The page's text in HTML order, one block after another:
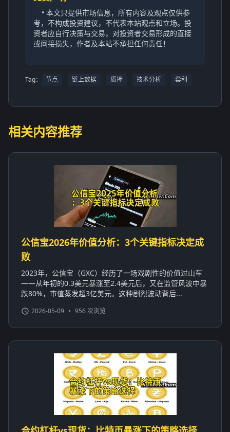
• 本文只提供市场信息，所有内容及观点仅供参
考，不构成投资建议，不代表本站观点和立场。投
资者应自行决策与交易，对投资者交易形成的直接
或间接损失，作者及本站不承担任何责任！
Tag： 节点 链上数据 质押 技术分析 套利
相关内容推荐
公信宝2026年价值分析：3个关键指标决定成
败
2023年，公信宝（GXC）经历了一场戏剧性的价值过山车
——从年初的0.3美元暴涨至2.4美元后，又在监管风波中暴
跌80%，市值蒸发超3亿美元。这种剧烈波动背后...
2026-05-09 • 956 次浏览